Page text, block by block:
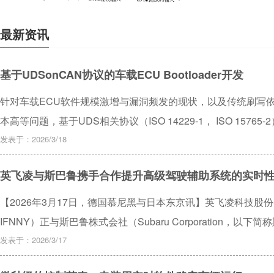
求，为高安
最新资讯
基于UDSonCAN协议的车载ECU Bootloader开发
针对车载ECU软件规模激增与漏洞频发的现状，以及传统刷写
本高等问题，基于UDS相关协议（ISO 14229-1， ISO 15765-
CAN总线下标准化的Bootloader程序。系统整合了UDS应用层
预编程、编程和后编程三阶段的完整刷写流程。采用严格的
校验，确保启动可靠性与更新安全性。在此基础上，自主开发
Bootloader刷写测试。测试结果表明，该方案实现了高效、稳
电、CAN通信中断等异常情况下展现出良好的鲁棒性与可靠恢
化、高可靠的软件的更新及升级能力，为未来ECU软件开发、
软件升级开发提供了一个详实的工程参考。
发表于：2026/3/18
英飞凌与斯巴鲁携手合作提升高级驾驶辅助系统的实时
【2026年3月17日，德国慕尼黑与日本东京讯】英飞凌科技股
IFNNY）正与斯巴鲁株式会社（Subaru Corporation，以下简
车的驾驶安全性、可靠性与舒适性。
发表于：2026/3/17